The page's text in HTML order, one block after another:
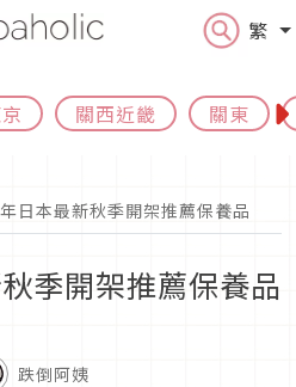
繁
關西近畿 關東
日本最新秋季開架推薦保養品
季開架推薦保養品
跌倒阿姨